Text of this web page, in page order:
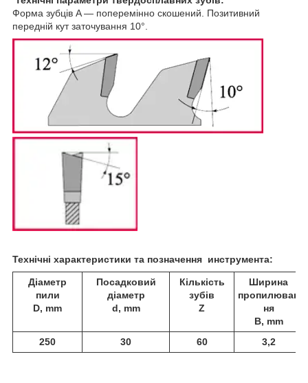
Форма зубців A — поперемінно скошений. Позитивний
передній кут заточування 10°.
Технічні характеристики та позначення инструмента:
Діаметр
пили
D, mm
Посадковий
діаметр
d, mm
Кількість
зубів
Z
Ширина
пропилюван
ня
В, mm
250
30 60 3,2